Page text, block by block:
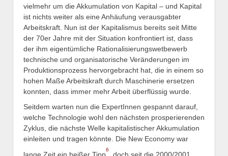
vielmehr um die Akkumulation von Kapital – und Kapital
ist nichts weiter als eine Anhäufung verausgabter
Arbeitskraft. Nun ist der Kapitalismus bereits seit Mitte
der 70er Jahre mit der Situation konfrontiert ist, dass
der ihm eigentümliche Rationalisierungswetbewerb
technische und organisatorische Veränderungen im
Produktionsprozess hervorgebracht hat, die in einem so
hohen Maße Arbeitskraft durch Maschinerie ersetzen
konnten, dass immer mehr Arbeit überflüssig wurde.
Seitdem warten nun die ExpertInnen gespannt darauf,
welche Technologie wohl den nächsten prosperierenden
Zyklus, die nächste Welle kapitalistischer Akkumulation
einleiten und tragen könnte. Die New Economy war
6